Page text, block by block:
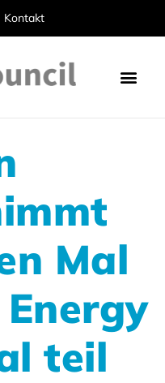
Kontakt
Mal
teil